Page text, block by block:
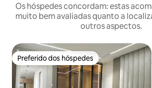
Os hóspedes concordam: estas
muito bem avaliadas quanto a
outros aspectos.
Preferido dos hóspedes
Preferido dos hóspedes